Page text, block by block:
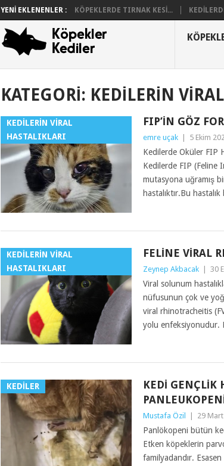
YENI EKLENENLER : KÖPEKLERDE TIRNAK KESI...
KATEGORI: KEDILERIN
KEDILERIN VIRAL
HASTALIKLARI
FIP’IN GÖZ
emre uçak 5 Ekim
Kedilerde Oküler FIP
Kedilerde FIP (Feline
mutasyona uğramış
hastalıktır.Bu
KEDILERIN VIRAL
HASTALIKLARI
FELINE VIRAL
Zeynep Akbacak 30
Viral solunum
nüfusunun çok ve
viral rhinotracheitis
yolu enfeksiyonudur.
KEDILER
KEDI GENÇLIK
Mustafa Özil 29
Panlökopeni bütün
Etken köpeklerin
familyadandır.